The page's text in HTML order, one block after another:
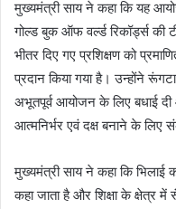
मुख्यमंत्री साय ने कहा कि यह
गोल्ड बुक ऑफ वर्ल्ड रिकॉर्ड्स की
भीतर दिए गए प्रशिक्षण को
प्रदान किया गया है। उन्होंने
अभूतपूर्व आयोजन के लिए बधाई
आत्मनिर्भर एवं दक्ष बनाने के लिए
मुख्यमंत्री साय ने कहा कि भिलाई
कहा जाता है और शिक्षा के क्षेत्र में